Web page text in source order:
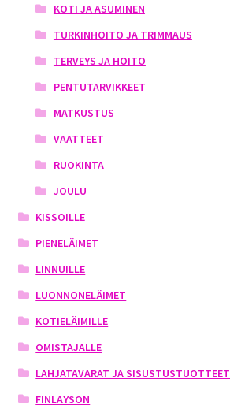
KOTI JA ASUMINEN
TURKINHOITO JA TRIMMAUS
TERVEYS JA HOITO
PENTUTARVIKKEET
MATKUSTUS
VAATTEET
RUOKINTA
JOULU
KISSOILLE
PIENELÄIMET
LINNUILLE
LUONNONELÄIMET
KOTIELÄIMILLE
OMISTAJALLE
LAHJATAVARAT JA SISUSTUSTUOTTEET
FINLAYSON